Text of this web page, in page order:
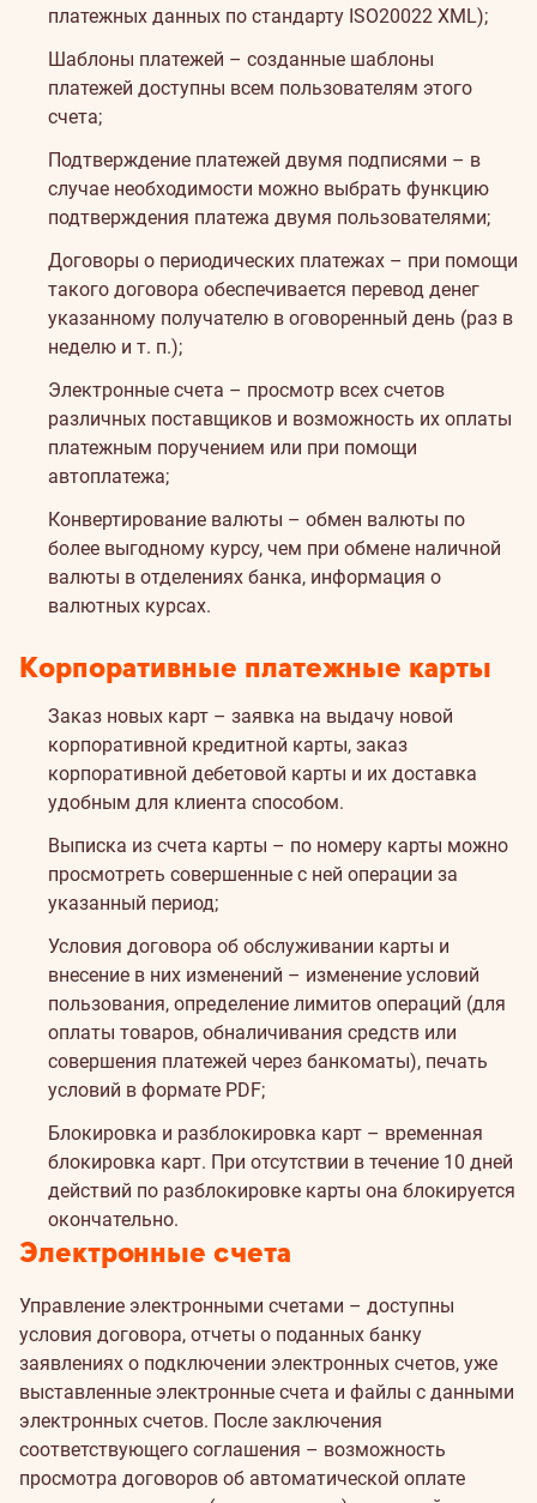
платежных данных по стандарту ISO20022 XML);
Шаблоны платежей – созданные шаблоны
платежей доступны всем пользователям этого
счета;
Подтверждение платежей двумя подписями – в
случае необходимости можно выбрать функцию
подтверждения платежа двумя пользователями;
Договоры о периодических платежах – при помощи
такого договора обеспечивается перевод денег
указанному получателю в оговоренный день (раз в
неделю и т. п.);
Электронные счета – просмотр всех счетов
различных поставщиков и возможность их оплаты
платежным поручением или при помощи
автоплатежа;
Конвертирование валюты – обмен валюты по
более выгодному курсу, чем при обмене наличной
валюты в отделениях банка, информация о
валютных курсах.
Корпоративные платежные карты
Заказ новых карт – заявка на выдачу новой
корпоративной кредитной карты, заказ
корпоративной дебетовой карты и их доставка
удобным для клиента способом.
Выписка из счета карты – по номеру карты можно
просмотреть совершенные с ней операции за
указанный период;
Условия договора об обслуживании карты и
внесение в них изменений – изменение условий
пользования, определение лимитов операций (для
оплаты товаров, обналичивания средств или
совершения платежей через банкоматы), печать
условий в формате PDF;
Блокировка и разблокировка карт – временная
блокировка карт. При отсутствии в течение 10 дней
действий по разблокировке карты она блокируется
окончательно.
Электронные счета
Управление электронными счетами – доступны
условия договора, отчеты о поданных банку
заявлениях о подключении электронных счетов, уже
выставленные электронные счета и файлы с данными
электронных счетов. После заключения
соответствующего соглашения – возможность
просмотра договоров об автоматической оплате